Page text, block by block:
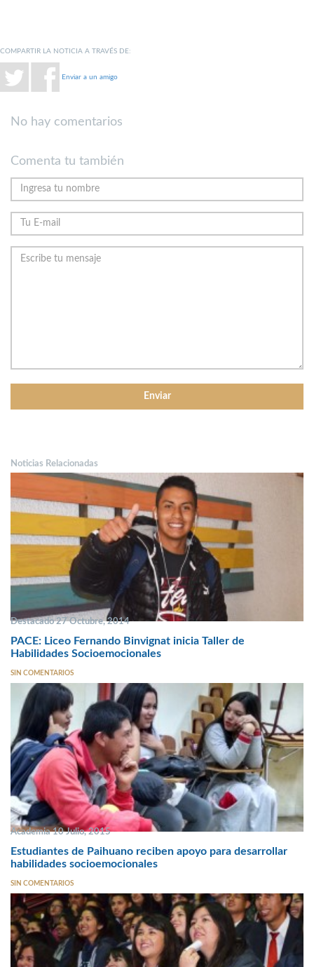
COMPARTIR LA NOTICIA A TRAVÉS DE:
Enviar a un amigo
No hay comentarios
Comenta tu también
Noticias Relacionadas
Destacado 27 Octubre, 2014
PACE: Liceo Fernando Binvignat inicia Taller de
Habilidades Socioemocionales
SIN COMENTARIOS
Academia 10 Julio, 2015
Estudiantes de Paihuano reciben apoyo para desarrollar
habilidades socioemocionales
SIN COMENTARIOS